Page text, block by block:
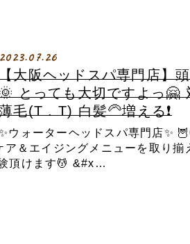
2023.07.26
【大阪ヘッドスパ専門店】
🌞 とっても大切ですよっ🤗
毛(T . T) 白髪🦳増える❗️
ウォーターヘッドスパ専門店✨
ア＆エイジングメニューを取り揃
頂けます💆 &#x…